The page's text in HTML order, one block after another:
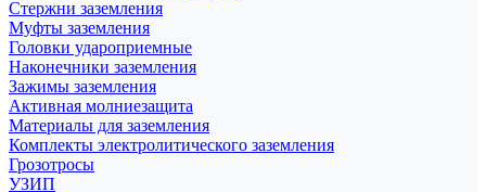
Стержни заземления
Муфты заземления
Головки удароприемные
Наконечники заземления
Зажимы заземления
Активная молниезащита
Материалы для заземления
Комплекты электролитического заземления
Грозотросы
УЗИП